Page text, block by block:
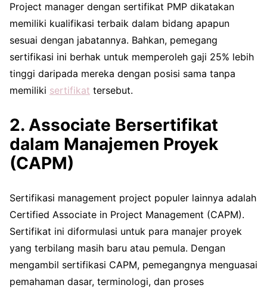
Project manager dengan sertifikat PMP dikatakan
memiliki kualifikasi terbaik dalam bidang apapun
sesuai dengan jabatannya. Bahkan, pemegang
sertifikasi ini berhak untuk memperoleh gaji 25% lebih
tinggi daripada mereka dengan posisi sama tanpa
memiliki sertifikat tersebut.
2. Associate Bersertifikat
dalam Manajemen Proyek
(CAPM)
Sertifikasi management project populer lainnya adalah
Certified Associate in Project Management (CAPM).
Sertifikat ini diformulasi untuk para manajer proyek
yang terbilang masih baru atau pemula. Dengan
mengambil sertifikasi CAPM, pemegangnya menguasai
pemahaman dasar, terminologi, dan proses